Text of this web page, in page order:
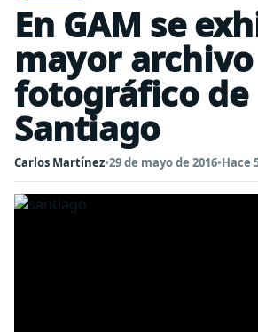
En GAM se
mayor archivo
fotográfico de
Santiago
Carlos Martínez•29 de mayo de 2016•Hace